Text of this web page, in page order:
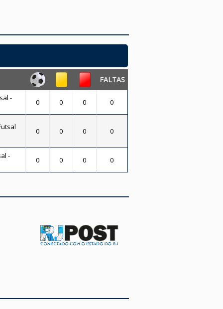
FALTAS
-
0 0 0 0
0 0 0 0
-
0 0 0 0